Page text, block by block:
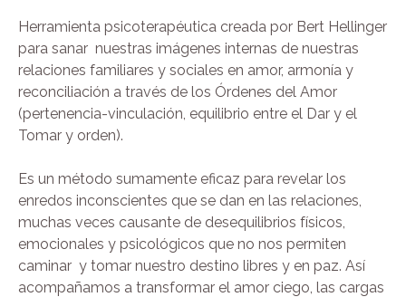
Herramienta psicoterapéutica creada por Bert Hellinger
para sanar nuestras imágenes internas de nuestras
relaciones familiares y sociales en amor, armonía y
reconciliación a través de los Órdenes del Amor
(pertenencia-vinculación, equilibrio entre el Dar y el
Tomar y orden).
Es un método sumamente eficaz para revelar los
enredos inconscientes que se dan en las relaciones,
muchas veces causante de desequilibrios físicos,
emocionales y psicológicos que no nos permiten
caminar y tomar nuestro destino libres y en paz. Así
acompañamos a transformar el amor ciego, las cargas